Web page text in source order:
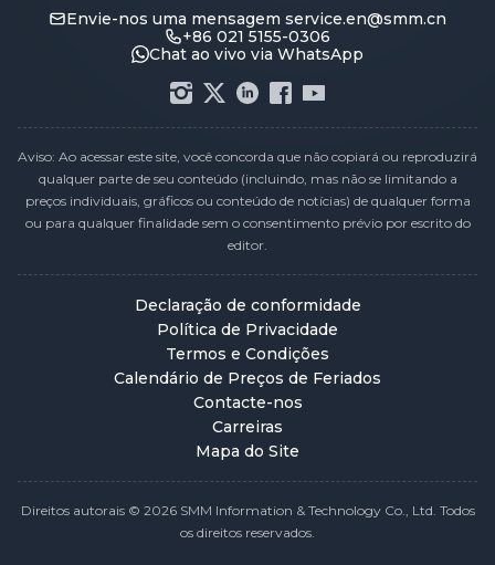
Envie-nos uma mensagem service.en@smm.cn
+86 021 5155-0306
Chat ao vivo via WhatsApp
Aviso: Ao acessar este site, você concorda que não copiará ou reproduzirá
qualquer parte de seu conteúdo (incluindo, mas não se limitando a
preços individuais, gráficos ou conteúdo de notícias) de qualquer forma
ou para qualquer finalidade sem o consentimento prévio por escrito do
editor.
Declaração de conformidade
Política de Privacidade
Termos e Condições
Calendário de Preços de Feriados
Contacte-nos
Carreiras
Mapa do Site
Direitos autorais © 2026 SMM Information & Technology Co., Ltd. Todos
os direitos reservados.